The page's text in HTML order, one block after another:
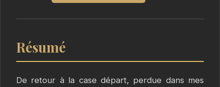
Résumé
De retour à la case départ, perdue dans mes